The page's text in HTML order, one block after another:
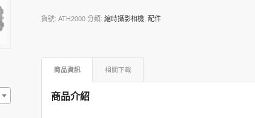
貨號:ATH2000 分類:縮時攝影相機 ,配件
商品資訊 相關下載
商品介紹